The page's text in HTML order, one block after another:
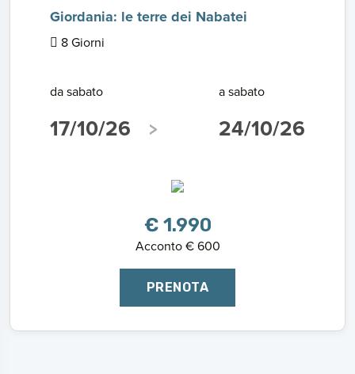
Giordania: le terre dei Nabatei
8 Giorni
da sabato
17/10/26
a sabato
24/10/26
€ 1.990
Acconto € 600
PRENOTA